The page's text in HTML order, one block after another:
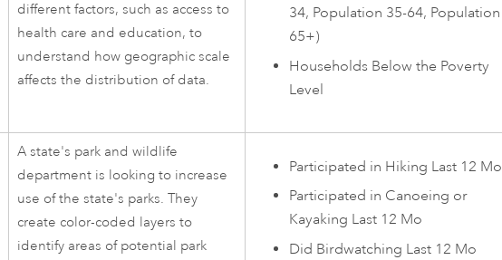
different factors, such as access to
health care and education, to
understand how geographic scale
affects the distribution of data.
34, Population 35-64, Population
65+)
Households Below the Poverty
Level
A state's park and wildlife
department is looking to increase
use of the state's parks. They
create color-coded layers to
identify areas of potential park
Participated in Hiking Last 12 Mo
Participated in Canoeing or
Kayaking Last 12 Mo
Did Birdwatching Last 12 Mo